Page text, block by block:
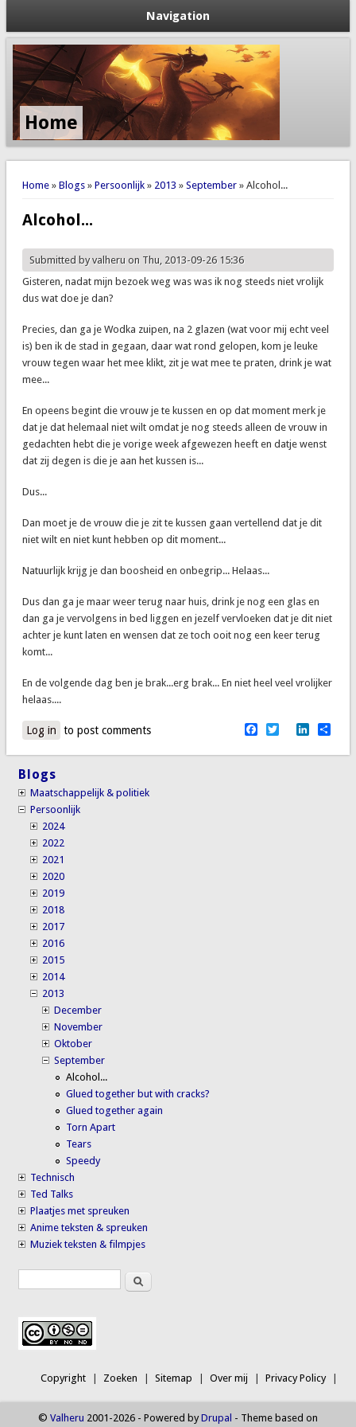
Navigation
Home
You are here
Home» Blogs» Persoonlijk» 2013 » September» Alcohol...
Alcohol...
Submitted byvalheruon Thu, 2013-09-26 15:36
Gisteren, nadat mijn bezoek weg was was ik nog steeds niet vrolijk
dus wat doe je dan?
Precies, dan ga je Wodka zuipen, na 2 glazen (wat voor mij echt veel
is) ben ik de stad in gegaan, daar wat rond gelopen, kom je leuke
vrouw tegen waar het mee klikt, zit je wat mee te praten, drink je wat
mee...
En opeens begint die vrouw je te kussen en op dat moment merk je
dat je dat helemaal niet wilt omdat je nog steeds alleen de vrouw in
gedachten hebt die je vorige week afgewezen heeft en datje wenst
dat zij degen is die je aan het kussen is...
Dus...
Dan moet je de vrouw die je zit te kussen gaan vertellend dat je dit
niet wilt en niet kunt hebben op dit moment...
Natuurlijk krijg je dan boosheid en onbegrip... Helaas...
Dus dan ga je maar weer terug naar huis, drink je nog een glas en
dan ga je vervolgens in bed liggen en jezelf vervloeken dat je dit niet
achter je kunt laten en wensen dat ze toch ooit nog een keer terug
komt...
En de volgende dag ben je brak...erg brak... En niet heel veel vrolijker
helaas....
Facebook
Twitter
Log in to post comments
Blogs
Maatschappelijk & politiek
Persoonlijk
2024
2022
2021
2020
2019
2018
2017
2016
2015
2014
2013
December
November
Oktober
September
Alcohol...
Glued together but with cracks?
Glued together again
Torn Apart
Tears
Speedy
Technisch
Ted Talks
Plaatjes met spreuken
Anime teksten & spreuken
Muziek teksten & filmpjes
Search formSearch
Copyright Zoeken Sitemap Over mij Privacy Policy
© Valheru 2001-2026 - Powered byDrupal - Theme based on